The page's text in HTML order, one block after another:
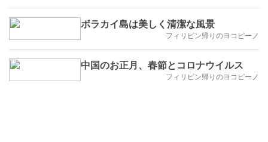
ボラカイ島は美しく清潔な風景
フィリピン帰りのヨコピーノ
中国のお正月、春節とコロナウイルス
フィリピン帰りのヨコピーノ